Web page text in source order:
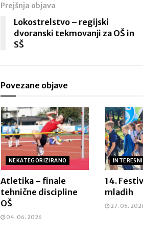
Prejšnja objava
Lokostrelstvo – regijski
dvoranski tekmovanji za OŠ in
SŠ
Povezane objave
NEKATEGORIZIRANO
Atletika – finale
tehnične discipline
OŠ
04. 06. 2026
14.
mladih
27. 05.